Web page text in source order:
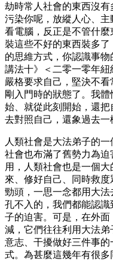
劫時常人社會的東西沒
污染你呢，放縱人心、主
看電腦，反正是不管什
裝這些不好的東西裝多
的思維方式，你認識事
講法十》＜二零一零年
嚴格要求自己，堅決不
剛入門時的狀態了。我
始、就從此刻開始，還
去對照自己，還象過去一
人類社會是大法弟子的
社會也布滿了舊勢力為
用，人類社會也是一個
來、修好自己、同時救
勁頭，一思一念都用大
孔不入的，我們都能認
子的迫害。可是，在外
減，它們往往利用大法
意志、干擾做好三件事
式。為甚麼這幾年有很